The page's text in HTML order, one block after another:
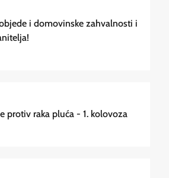
i domovinske zahvalnosti i
protiv raka pluća - 1. kolovoza